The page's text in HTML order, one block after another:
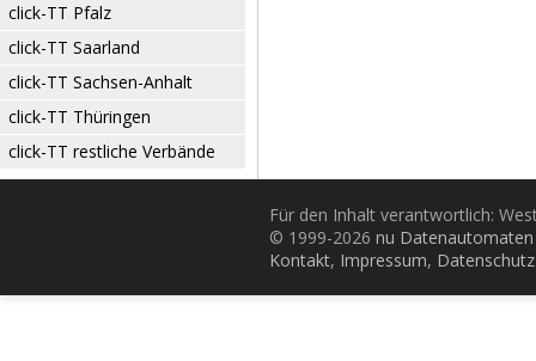
click-TT Pfalz
click-TT Saarland
click-TT Sachsen-Anhalt
click-TT Thüringen
click-TT restliche Verbände
Für den Inhalt verantwortlich:
© 1999-2026 nu
Kontakt, Impressum, Datenschutz